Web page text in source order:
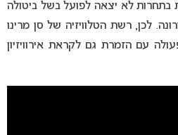
ההתמודדות בתחרות לא יצאה לפועל בשל ביטולה
לכן, רשת הטלוויזיה של סן מרינו
עם הזמרת גם לקראת אירוויזיון